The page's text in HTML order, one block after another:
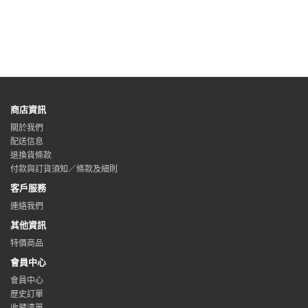
商店資訊
關於我們
配送信息
退換貨條款
付款與訂貨須知／條款及細則
客戶服務
連絡我們
其他資訊
特價商品
會員中心
會員中心
歷史訂單